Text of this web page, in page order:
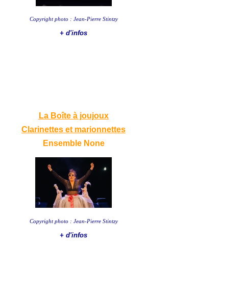
Copyright photo : Jean-Pierre Stintzy
+ d'infos
La Boîte à joujoux
Clarinettes et marionnettes
Ensemble None
Copyright photo : Jean-Pierre Stintzy
+ d'infos